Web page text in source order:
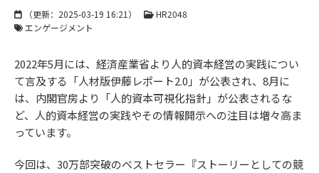
（更新： 2025-03-19 16:21 ）
HR2048
エンゲージメント
2022年5月には、経済産業省より人的資本経営の実践につい
て言及する「人材版伊藤レポート2.0」が公表され、8月に
は、内閣官房より「人的資本可視化指針」が公表されるな
ど、人的資本経営の実践やその情報開示への注目は増々高ま
っています。
今回は、30万部突破のベストセラー『ストーリーとしての競